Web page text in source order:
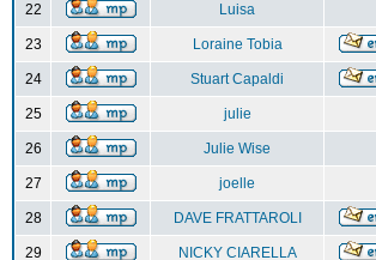
22 Luisa
23 Loraine Tobia
24 Stuart Capaldi
25 julie
26 Julie Wise
27 joelle
28 DAVE FRATTAROLI
29 NICKY CIARELLA